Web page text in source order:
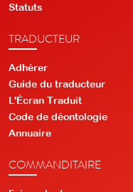
Statuts
TRADUCTEUR
Adhérer
Guide du traducteur
L'Écran Traduit
Code de déontologie
Annuaire
COMMANDITAIRE